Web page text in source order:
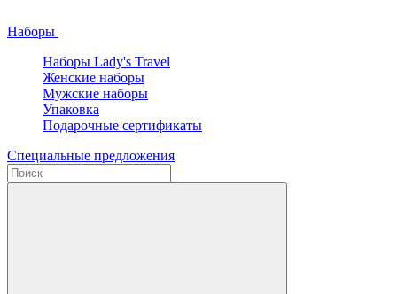
Наборы
Наборы Lady's Travel
Женские наборы
Мужские наборы
Упаковка
Подарочные сертификаты
Специальные предложения